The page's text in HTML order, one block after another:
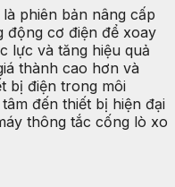
phiên bản nâng cấp
động cơ điện để xoay
lực và tăng hiệu quả
thành cao hơn và
bị điện trong môi
đến thiết bị hiện đại
thông tắc cống lò xo